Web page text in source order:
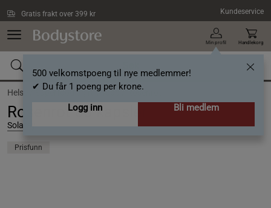
Gratis frakt over 399 kr Kundeservice
Min profil
500 velkomstpoeng til nye medlemmer!
✔ Du får 1 poeng per krone.
Logg inn
Bli medlem
Handlekorg
Helse / Superfood og rawfood / Rosenrot
Rosenrot 60 kapsler
Solaray
Prisfunn